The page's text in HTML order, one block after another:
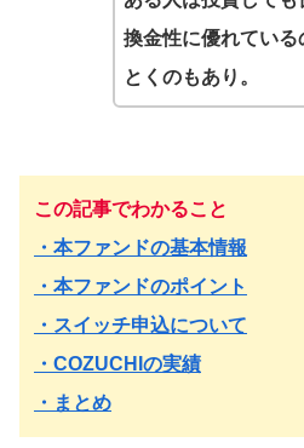
換金性に優れてい
とくのもあり。
この記事でわかること
・本ファンドの基本情報
・本ファンドのポイント
・スイッチ申込について
・COZUCHIの実績
・まとめ